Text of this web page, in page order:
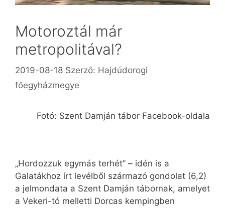
Motoroztál már
metropolitával?
2019-08-18 Szerző: Hajdúdorogi
főegyházmegye
Fotó: Szent Damján tábor Facebook-oldala
„Hordozzuk egymás terhét” – idén is a
Galatákhoz írt levélből származó gondolat (6,2)
a jelmondata a Szent Damján tábornak, amelyet
a Vekeri-tó melletti Dorcas kempingben